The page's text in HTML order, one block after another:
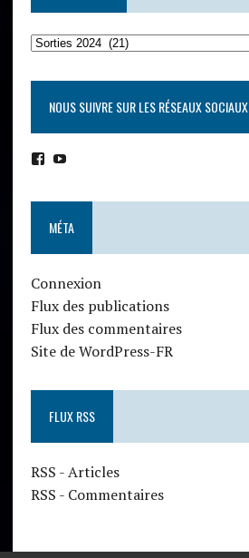
NOUS SUIVRE SUR LES RÉSEAUX SOCIAUX
MÉTA
Connexion
Flux des publications
Flux des commentaires
Site de WordPress-FR
FLUX RSS
RSS - Articles
RSS - Commentaires